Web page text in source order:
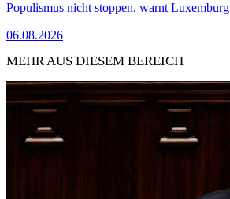
Populismus nicht stoppen, warnt Luxemburg
06.08.2026
MEHR AUS DIESEM BEREICH